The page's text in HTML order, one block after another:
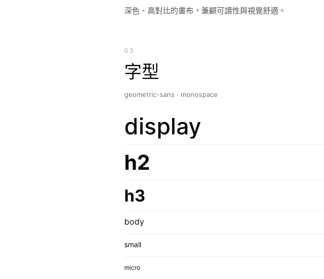
深色、高對比的畫布，兼顧可讀性與視覺舒適。
03
字型
geometric-sans · monospace
display
h2
h3
body
small
micro